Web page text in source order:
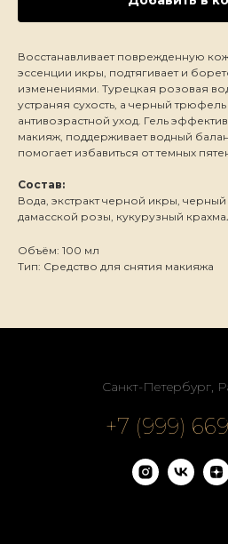
Восстанавливает поврежденную
эссенции икры, подтягивает и
изменениями. Турецкая розовая
устраняя сухость, а черный
антивозрастной уход. Гель
макияж, поддерживает водный
помогает избавиться от темных
Состав:
Вода, экстракт черной икры,
дамасской розы, кукурузный
Объём: 100 мл
Тип: Средство для снятия макияжа
Санкт-Петербург,
+7 (999)